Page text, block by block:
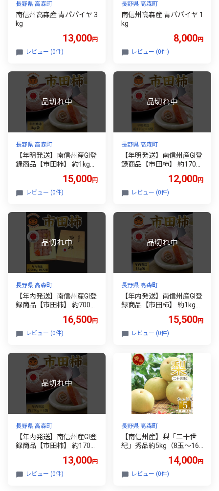
長野県 高森町
南信州高森産 青パパイヤ 3
kg
13,000円
レビュー (0件)
長野県 高森町
南信州高森産 青パパイヤ 1
kg
8,000円
レビュー (0件)
長野県 高森町
【年明発送】南信州産GI登
録商品【市田柿】 約1kg袋
＜2027年1月中旬～発送予
15,000円
レビュー (0件)
長野県 高森町
【年明発送】南信州産GI登
録商品【市田柿】 約170g×
4袋＜2027年1月中旬～発
12,000円
レビュー (0件)
長野県 高森町
【年内発送】南信州産GI登
録商品【市田柿】 約700g
＜贈答＞＜2026年12月中
16,500円
レビュー (0件)
長野県 高森町
【年内発送】南信州産GI登
録商品【市田柿】 約1kg袋
＜2026年12月中旬～発送
15,500円
レビュー (0件)
長野県 高森町
【年内発送】南信州産GI登
録商品【市田柿】 約170g×
4袋＜2026年12月中旬～発
13,000円
レビュー (0件)
長野県 高森町
【南信州産】梨「二十世
紀」秀品約5kg（8玉～16
玉） 2026年9月上旬より
発送 長野県 信州 高森町 産
地直送 果物 くだもの なし
14,000円
レビュー (0件)